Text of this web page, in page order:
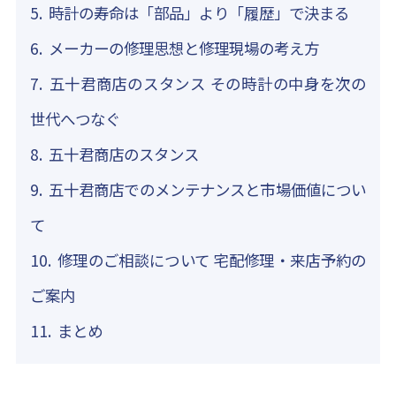
私たちについて
修理内容から探す
オーバーホール
電池交換
ベルト(バンド)/中留交換・駒調整
研磨仕上げ・ライトポリッシュ
ブランドから探す
ロレックス
オメガ
カルティエ
症状から探す
時間が遅れる・進む(クォーツ)
時間が遅れる・進む(機械式)
店舗案内
府中店
サイトマップ
時計の寿命は「部品」より「履歴」で決まる
メーカーの修理思想と修理現場の考え方
五十君商店のスタンス その時計の中身を次の
世代へつなぐ
五十君商店のスタンス
五十君商店でのメンテナンスと市場価値につい
て
修理のご相談について 宅配修理・来店予約の
ご案内
まとめ